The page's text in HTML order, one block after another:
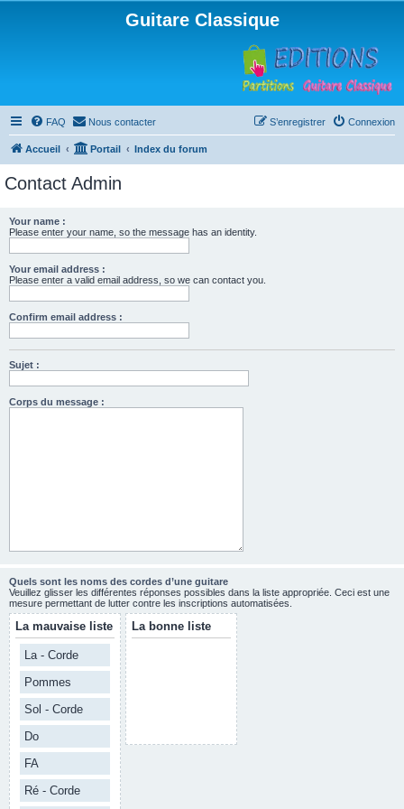
Guitare Classique
FAQ Nous contacter Connexion
S’enregistrer
Accueil Portail Index du forum
Contact Admin
Your name :
Please enter your name, so the message has an identity.
Your email address :
Please enter a valid email address, so we can contact you.
Confirm email address :
Sujet :
Corps du message :
Quels sont les noms des cordes d’une guitare
Veuillez glisser les différentes réponses possibles dans la liste appropriée. Ceci est une
mesure permettant de lutter contre les inscriptions automatisées.
La mauvaise liste
La - Corde
Pommes
Sol - Corde
Do
FA
Ré - Corde
La bonne liste